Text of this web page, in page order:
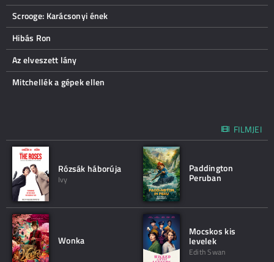
Scrooge: Karácsonyi ének
Hibás Ron
Az elveszett lány
Mitchellék a gépek ellen
FILMJEI
Rózsák háborúja
Ivy
Paddington
Peruban
Wonka
Mocskos kis
levelek
Edith Swan